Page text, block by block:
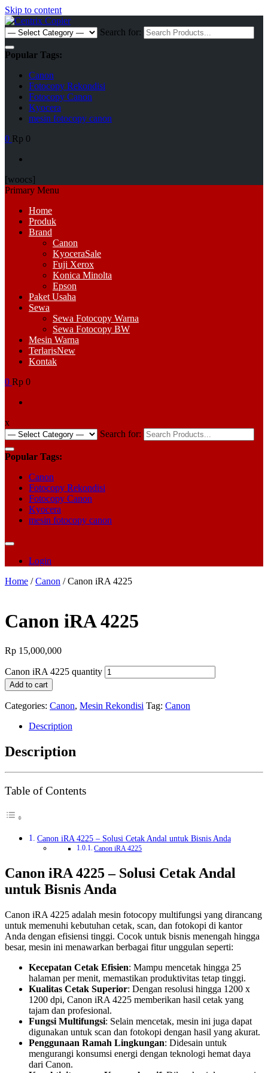
Skip to content
Search for:
Popular Tags:
Canon
Fotocopy Rekondisi
Fotocopy Canon
Kyocera
mesin fotocopy canon
0 Rp 0
[woocs]
Primary Menu
Home
Produk
Brand
Canon
KyoceraSale
Fuji Xerox
Konica Minolta
Epson
Paket Usaha
Sewa
Sewa Fotocopy Warna
Sewa Fotocopy BW
Mesin Warna
TerlarisNew
Kontak
0 Rp 0
x
Search for:
Popular Tags:
Canon
Fotocopy Rekondisi
Fotocopy Canon
Kyocera
mesin fotocopy canon
Login
Home /Canon / Canon iRA 4225
Canon iRA 4225
Rp 15,000,000
Canon iRA 4225 quantity
Add to cart
Categories: Canon, Mesin Rekondisi Tag: Canon
Description
Description
Table of Contents
Canon iRA 4225 – Solusi Cetak Andal untuk Bisnis Anda
Canon iRA 4225
Canon iRA 4225 – Solusi Cetak Andal
untuk Bisnis Anda
Canon iRA 4225 adalah mesin fotocopy multifungsi yang dirancang
untuk memenuhi kebutuhan cetak, scan, dan fotokopi di kantor
Anda dengan efisiensi tinggi. Cocok untuk bisnis menengah hingga
besar, mesin ini menawarkan berbagai fitur unggulan seperti:
Kecepatan Cetak Efisien: Mampu mencetak hingga 25
halaman per menit, memastikan produktivitas tetap tinggi.
Kualitas Cetak Superior: Dengan resolusi hingga 1200 x
1200 dpi, Canon iRA 4225 memberikan hasil cetak yang
tajam dan profesional.
Fungsi Multifungsi: Selain mencetak, mesin ini juga dapat
digunakan untuk scan dan fotokopi dengan hasil yang akurat.
Penggunaan Ramah Lingkungan: Didesain untuk
mengurangi konsumsi energi dengan teknologi hemat daya
dari Canon.